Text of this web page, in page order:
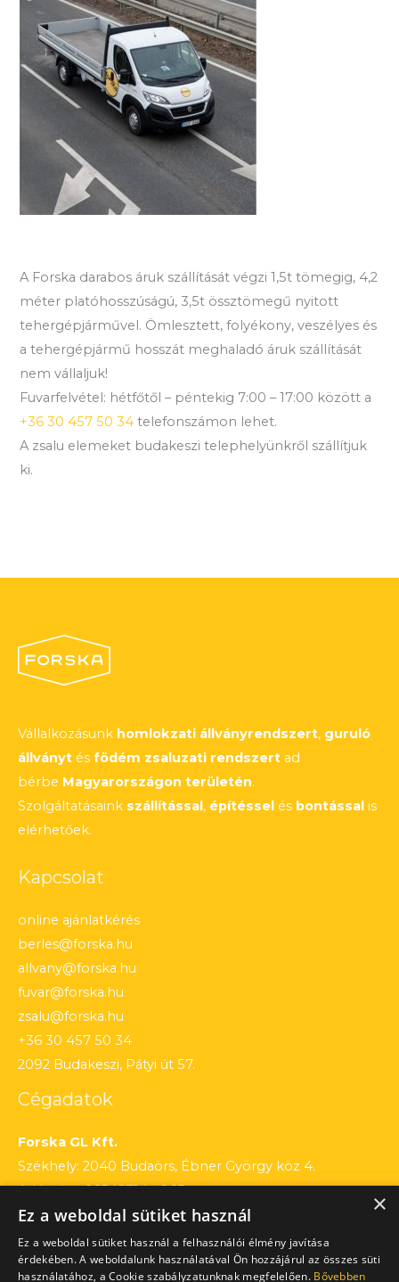
A Forska darabos áruk szállítását végzi 1,5t tömegig, 4,2
méter platóhosszúságú, 3,5t össztömegű nyitott
tehergépjárművel. Ömlesztett, folyékony, veszélyes és
a tehergépjármű hosszát meghaladó áruk szállítását
nem vállaljuk!
Fuvarfelvétel: hétfőtől – péntekig 7:00 – 17:00 között a
+36 30 457 50 34 telefonszámon lehet.
A zsalu elemeket budakeszi telephelyünkről szállítjuk
ki.
Vállalkozásunk homlokzati állványrendszert, guruló
állványt és födém zsaluzati rendszert ad
bérbe Magyarországon területén.
Szolgáltatásaink szállítással, építéssel és bontással is
elérhetőek.
Kapcsolat
online ajánlatkérés
berles@forska.hu
allvany@forska.hu
fuvar@forska.hu
zsalu@forska.hu
+36 30 457 50 34
2092 Budakeszi, Pátyi út 57.
Cégadatok
Forska GL Kft.
Székhely: 2040 Budaörs, Ébner György köz 4.
Adószám: 26545714 – 2 13
Cégjegyzékszám: 13 – 09 – 195803
Számlaszám: 12010154 – 01660751 – 00100001
×
Ez a weboldal sütiket használ
Ez a weboldal sütiket használ a felhasználói élmény javítása
érdekében. A weboldalunk használatával Ön hozzájárul az összes süti
használatához, a Cookie szabályzatunknak megfelelően. Bővebben